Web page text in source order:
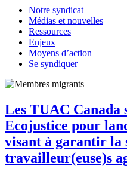
Notre syndicat
Médias et nouvelles
Ressources
Enjeux
Moyens d’action
Se syndiquer
Les TUAC Canada
Ecojustice pour
visant à garantir la
travailleur(euse)s